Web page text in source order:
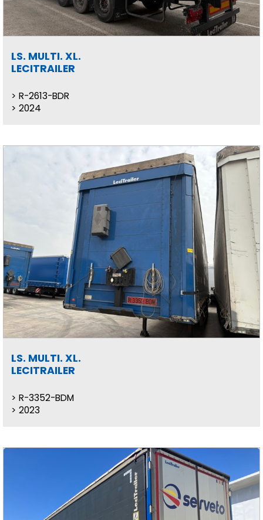
LS. MULTI. XL.
LECITRAILER
R-2613-BDR
2024
LS. MULTI. XL.
LECITRAILER
R-3352-BDM
2023